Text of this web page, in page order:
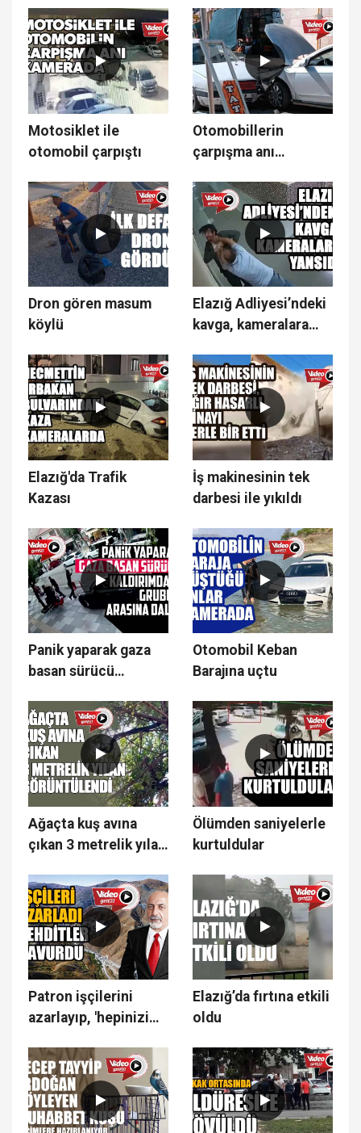
Motosiklet ile
otomobil çarpıştı
Otomobillerin
çarpışma anı
Dron gören masum
köylü
Elazığ Adliyesi’ndeki
kavga, kameralara
Elazığ'da Trafik
Kazası
İş makinesinin tek
darbesi ile yıkıldı
Panik yaparak gaza
basan sürücü
arasına daldı
Otomobil Keban
Barajına uçtu
Ağaçta kuş avına
çıkan 3 metrelik yılan
Ölümden saniyelerle
kurtuldular
Patron işçilerini
azarlayıp, 'hepinizi
koyarım' diye tehdit
etti.
Elazığ’da fırtına etkili
oldu